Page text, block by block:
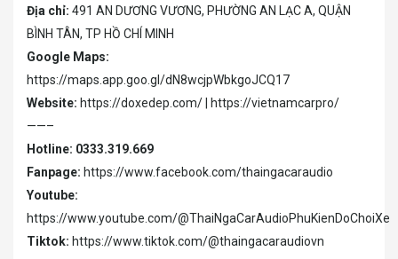
Địa chỉ: 491 AN DƯƠNG VƯƠNG, PHƯỜNG AN LẠC A, QUẬN
BÌNH TÂN, TP HỒ CHÍ MINH
Google Maps:
https://maps.app.goo.gl/dN8wcjpWbkgoJCQ17
Website: https://doxedep.com/ | https://vietnamcarpro/
——–
Hotline: 0333.319.669
Fanpage: https://www.facebook.com/thaingacaraudio
Youtube:
https://www.youtube.com/@ThaiNgaCarAudioPhuKienDoChoiXe
Tiktok: https://www.tiktok.com/@thaingacaraudiovn